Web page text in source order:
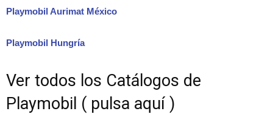
Playmobil Aurimat México
Playmobil Hungría
Ver todos los Catálogos de
Playmobil ( pulsa aquí )